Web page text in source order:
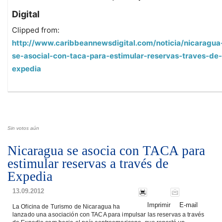
Digital
Clipped from:
http://www.caribbeannewsdigital.com/noticia/
se-asocial-con-taca-para-estimular-reservas-traves-de-
expedia
Sin votos aún
Nicaragua se asocia con TACA para
estimular reservas a través de
Expedia
13.09.2012
Imprimir
E-mail
La Oficina de Turismo de Nicaragua ha
lanzado una asociación con TACA para impulsar las reservas a través